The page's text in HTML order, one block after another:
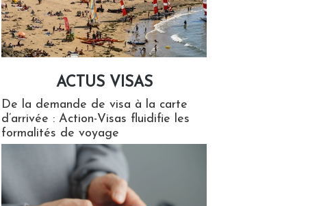
ACTUS VISAS
De la demande de visa à la carte
d’arrivée : Action-Visas fluidifie les
formalités de voyage